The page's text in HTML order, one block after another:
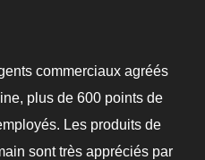
commerciaux agréés
plus de 600 points de
Les produits de
sont très appréciés par